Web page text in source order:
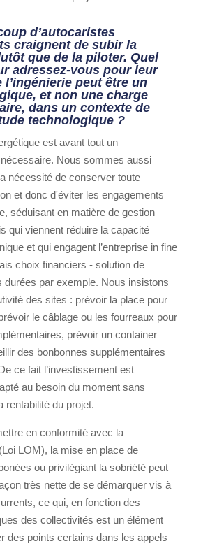
d’autocaristes
craignent de subir la
que de la piloter. Quel
adressez-vous pour leur
l’ingénierie peut être un
et non une charge
dans un contexte de
technologique ?
est avant tout un
Nous sommes aussi
nécessité de conserver toute
et donc d'éviter les engagements
séduisant en matière de gestion
qui viennent réduire la capacité
et qui engagent l’entreprise in fine
choix financiers - solution de
durées par exemple. Nous insistons
des sites : prévoir la place pour
le câblage ou les fourreaux pour
prévoir un container
des bonbonnes supplémentaires
ce fait l’investissement est
au besoin du moment sans
rentabilité du projet.
en conformité avec la
LOM), la mise en place de
ou privilégiant la sobriété peut
très nette de se démarquer vis à
ce qui, en fonction des
des collectivités est un élément
des points certains dans les appels